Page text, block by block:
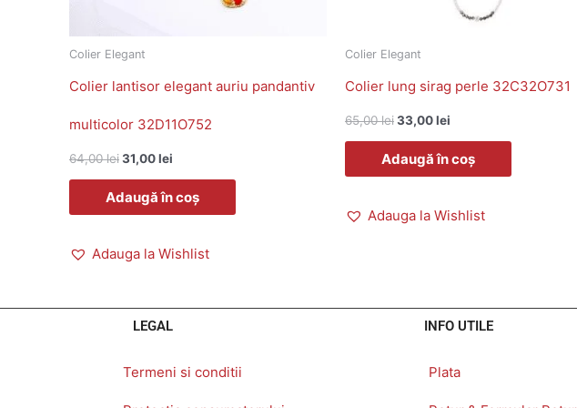
Colier Elegant
Colier lantisor elegant auriu pandantiv
multicolor 32D11O752
64,00lei31,00lei
Adaugă în coș
Adauga la Wishlist
Colier Elegant
Colier lung sirag perle 32C32O731
65,00lei33,00lei
Adaugă în coș
Adauga la Wishlist
LEGAL
Termeni si conditii
INFO UTILE
Plata